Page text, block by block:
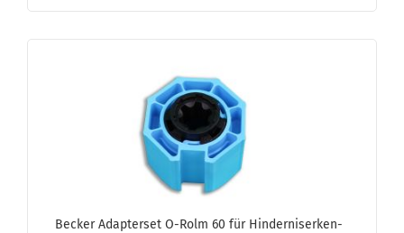
Be­cker Ad­ap­ter­set O-​Rolm 60 für Hin­der­nis­er­ken­